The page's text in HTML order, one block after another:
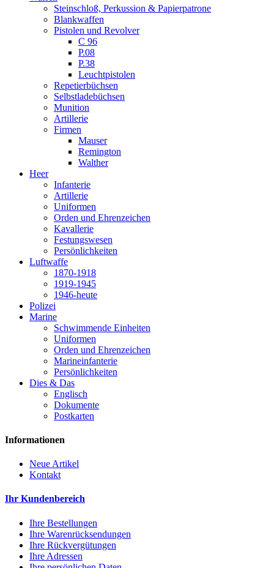
Steinschloß, Perkussion & Papierpatrone
Blankwaffen
Pistolen und Revolver
C 96
P.08
P.38
Leuchtpistolen
Repetierbüchsen
Selbstladebüchsen
Munition
Artillerie
Firmen
Mauser
Remington
Walther
Heer
Infanterie
Artillerie
Uniformen
Orden und Ehrenzeichen
Kavallerie
Festungswesen
Persönlichkeiten
Luftwaffe
1870-1918
1919-1945
1946-heute
Polizei
Marine
Schwimmende Einheiten
Uniformen
Orden und Ehrenzeichen
Marineinfanterie
Persönlichkeiten
Dies & Das
Englisch
Dokumente
Postkarten
Informationen
Neue Artikel
Kontakt
Ihr Kundenbereich
Ihre Bestellungen
Ihre Warenrücksendungen
Ihre Rückvergütungen
Ihre Adressen